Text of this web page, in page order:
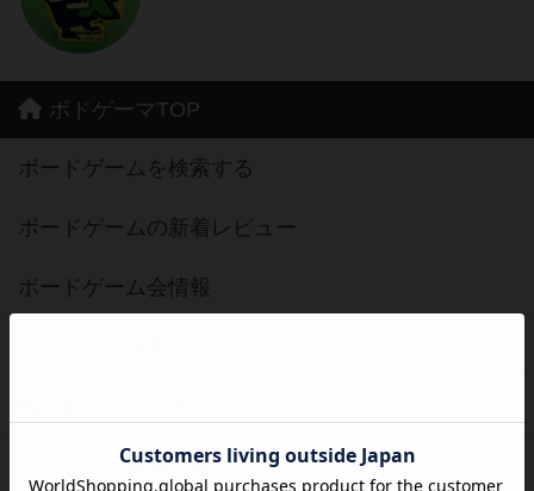
ボドゲーマTOP
ボードゲームを検索する
ボードゲームの新着レビュー
ボードゲーム会情報
ボドとも・会員一覧